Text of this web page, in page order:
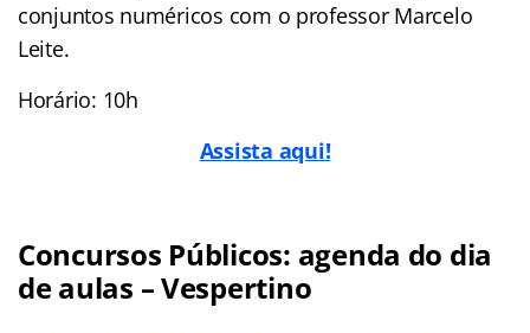
conjuntos numéricos com o professor Marcelo
Leite.
Horário: 10h
Assista aqui!
Concursos Públicos: agenda do dia
de aulas – Vespertino